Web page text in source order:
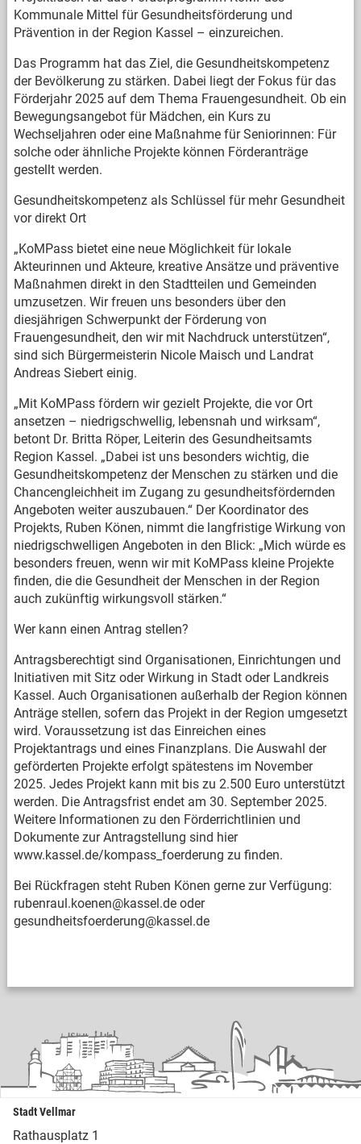
Kommunale Mittel für Gesundheitsförderung und
Prävention in der Region Kassel – einzureichen.
Das Programm hat das Ziel, die Gesundheitskompetenz
der Bevölkerung zu stärken. Dabei liegt der Fokus für das
Förderjahr 2025 auf dem Thema Frauengesundheit. Ob ein
Bewegungsangebot für Mädchen, ein Kurs zu
Wechseljahren oder eine Maßnahme für Seniorinnen: Für
solche oder ähnliche Projekte können Förderanträge
gestellt werden.
Gesundheitskompetenz als Schlüssel für mehr Gesundheit
vor direkt Ort
„KoMPass bietet eine neue Möglichkeit für lokale
Akteurinnen und Akteure, kreative Ansätze und präventive
Maßnahmen direkt in den Stadtteilen und Gemeinden
umzusetzen. Wir freuen uns besonders über den
diesjährigen Schwerpunkt der Förderung von
Frauengesundheit, den wir mit Nachdruck unterstützen“,
sind sich Bürgermeisterin Nicole Maisch und Landrat
Andreas Siebert einig.
„Mit KoMPass fördern wir gezielt Projekte, die vor Ort
ansetzen – niedrigschwellig, lebensnah und wirksam“,
betont Dr. Britta Röper, Leiterin des Gesundheitsamts
Region Kassel. „Dabei ist uns besonders wichtig, die
Gesundheitskompetenz der Menschen zu stärken und die
Chancengleichheit im Zugang zu gesundheitsfördernden
Angeboten weiter auszubauen.“ Der Koordinator des
Projekts, Ruben Könen, nimmt die langfristige Wirkung von
niedrigschwelligen Angeboten in den Blick: „Mich würde es
besonders freuen, wenn wir mit KoMPass kleine Projekte
finden, die die Gesundheit der Menschen in der Region
auch zukünftig wirkungsvoll stärken.“
Wer kann einen Antrag stellen?
Antragsberechtigt sind Organisationen, Einrichtungen und
Initiativen mit Sitz oder Wirkung in Stadt oder Landkreis
Kassel. Auch Organisationen außerhalb der Region können
Anträge stellen, sofern das Projekt in der Region umgesetzt
wird. Voraussetzung ist das Einreichen eines
Projektantrags und eines Finanzplans. Die Auswahl der
geförderten Projekte erfolgt spätestens im November
2025. Jedes Projekt kann mit bis zu 2.500 Euro unterstützt
werden. Die Antragsfrist endet am 30. September 2025.
Weitere Informationen zu den Förderrichtlinien und
Dokumente zur Antragstellung sind hier
www.kassel.de/kompass_foerderung zu finden.
Bei Rückfragen steht Ruben Könen gerne zur Verfügung:
rubenraul.koenen@kassel.de oder
gesundheitsfoerderung@kassel.de
Stadt Vellmar
Rathausplatz 1